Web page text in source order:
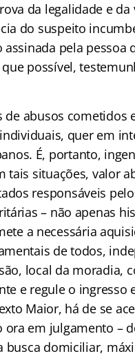
da legalidade e
do suspeito
pela pessoa
possível,
abusos cometidos
quer em
É, portanto,
tais situações, valor
responsáveis
– não apenas
a necessária
de todos,
local da moradia,
e regule o
Maior, há de se
em julgamento –
busca domiciliar,